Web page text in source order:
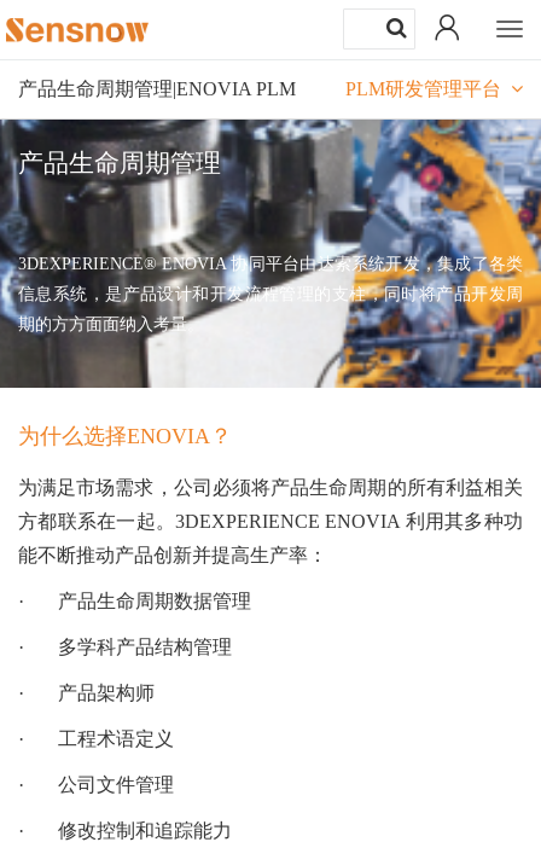
产品生命周期管理|ENOVIA PLM PLM研发管理平台
产品生命周期管理
3DEXPERIENCE® ENOVIA 协同平台由达索系统开发，集成了各类
信息系统，是产品设计和开发流程管理的支柱，同时将产品开发周
期的方方面面纳入考量。
为什么选择ENOVIA？
为满足市场需求，公司必须将产品生命周期的所有利益相关
方都联系在一起。3DEXPERIENCE ENOVIA 利用其多种功
能不断推动产品创新并提高生产率：
· 产品生命周期数据管理
· 多学科产品结构管理
· 产品架构师
· 工程术语定义
· 公司文件管理
· 修改控制和追踪能力